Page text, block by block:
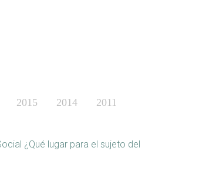
2015 2014 2011
¿Qué lugar para el sujeto del